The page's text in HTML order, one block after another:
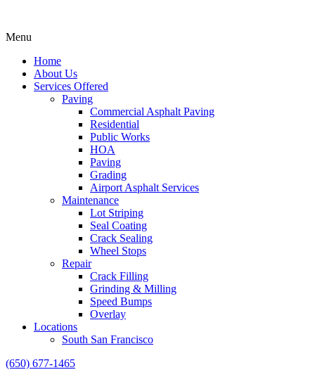
Menu
Home
About Us
Services Offered
Paving
Commercial Asphalt Paving
Residential
Public Works
HOA
Paving
Grading
Airport Asphalt Services
Maintenance
Lot Striping
Seal Coating
Crack Sealing
Wheel Stops
Repair
Crack Filling
Grinding & Milling
Speed Bumps
Overlay
Locations
South San Francisco
(650) 677-1465